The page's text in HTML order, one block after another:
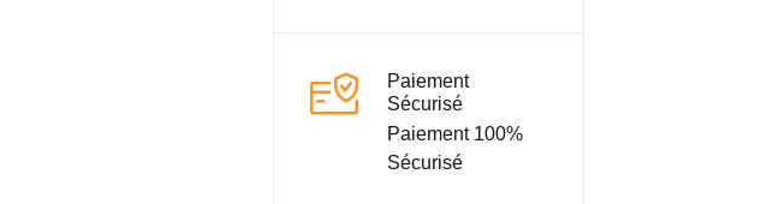
Paiement
Sécurisé
Paiement 100%
Sécurisé